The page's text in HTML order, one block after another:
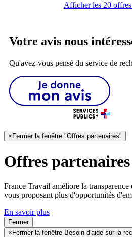
Afficher les 20
Votre avis nous
Qu'avez-vous pensé du service de
× Fermer la fenêtre "Offres partenaires"
Offres partenaires
France Travail améliore la
vous proposant plus d'opportunités
En savoir plus
Fermer
× Fermer la fenêtre Besoin d'aide sur la